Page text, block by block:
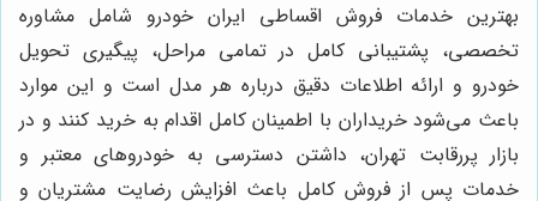
بهترین خدمات فروش اقساطی ایران خودرو شامل مشاوره
تخصصی، پشتیبانی کامل در تمامی مراحل، پیگیری تحویل
خودرو و ارائه اطلاعات دقیق درباره هر مدل است و این موارد
باعث می‌شود خریداران با اطمینان کامل اقدام به خرید کنند و در
بازار پررقابت تهران، داشتن دسترسی به خودروهای معتبر و
خدمات پس از فروش کامل باعث افزایش رضایت مشتریان و